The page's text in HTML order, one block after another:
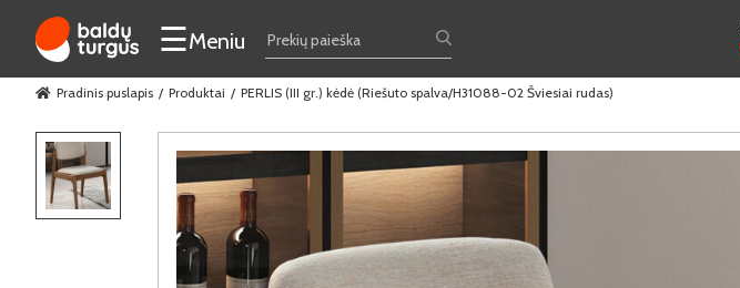
☰Meniu
Pradinis puslapis Produktai PERLIS (III gr.) kėdė (Riešuto spalva/H31088-02 Šviesiai rudas)